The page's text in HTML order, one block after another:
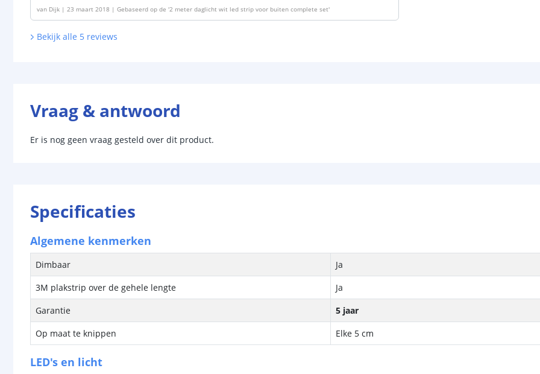
van Dijk | 23 maart 2018 | Gebaseerd op de '2 meter daglicht wit led strip voor buiten complete set'
Bekijk alle 5 reviews
Vraag & antwoord
Er is nog geen vraag gesteld over dit product.
Specificaties
Algemene kenmerken
Dimbaar
Ja
3M plakstrip over de gehele lengte
Ja
Garantie
5 jaar
Op maat te knippen
Elke 5 cm
LED's en licht